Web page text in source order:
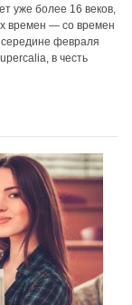
уже более 16 веков,
времен — со времен
середине февраля
в честь